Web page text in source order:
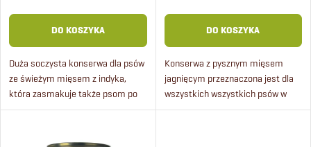
i
e
p
r
o
d
u
DO KOSZYKA
Duża soczysta konserwa dla psów
ze świeżym mięsem z indyka,
która zasmakuje także psom po
treningu.
DO KOSZYKA
Konserwa z pysznym mięsem
jagnięcym przeznaczona jest dla
wszystkich wszystkich psów w
każdym wieku.